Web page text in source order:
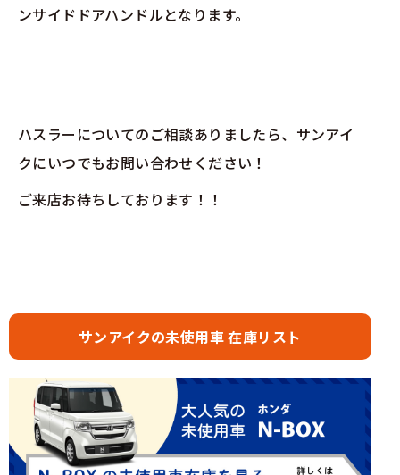
ンサイドドアハンドルとなります。
ハスラーについてのご相談ありましたら、サンアイ
クにいつでもお問い合わせください！
ご来店お待ちしております！！
サンアイクの未使用車 在庫リスト